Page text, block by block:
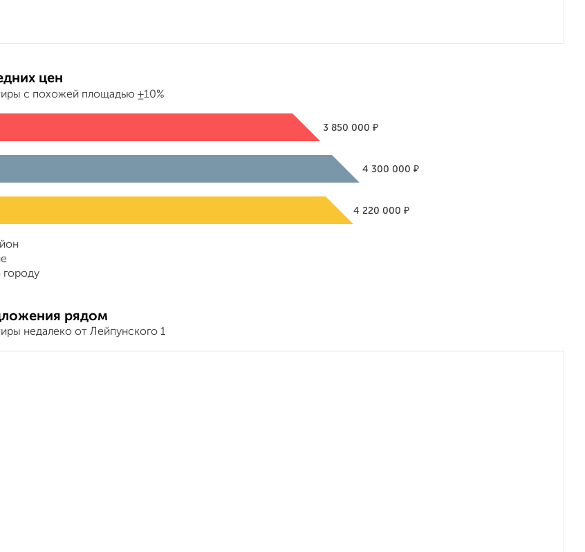
цен
с похожей площадью ±10%
3 850 000 ₽
4 300 000₽
4 220 000 ₽
городу
рядом
недалеко от Лейпунского 1